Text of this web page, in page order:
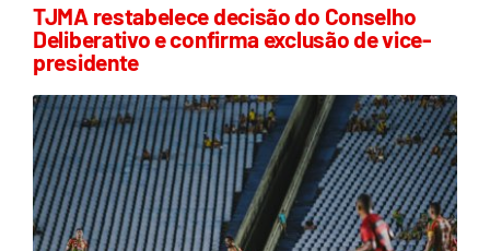
TJMA restabelece decisão do Conselho
Deliberativo e confirma exclusão de vice-
presidente